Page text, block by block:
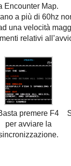
Encounter Map.
a più di 60hz
una velocità
relativi
premere F4
per avviare la